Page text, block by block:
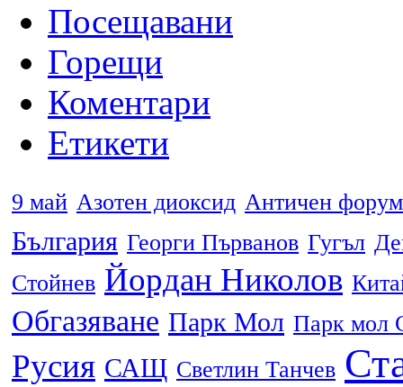
Посещавани
Горещи
Коментари
Етикети
9 май Азотен диоксид Античен форум
България Георги Първанов Гугъл
Стойнев Йордан Николов
Обгазяване Парк Мол Парк мол
Русия САЩ Светлин Танчев